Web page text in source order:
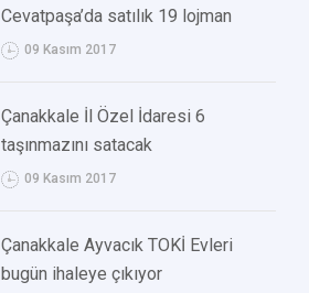
Cevatpaşa’da satılık 19 lojman
09 Kasım 2017
Çanakkale İl Özel İdaresi 6
taşınmazını satacak
09 Kasım 2017
Çanakkale Ayvacık TOKİ Evleri
bugün ihaleye çıkıyor